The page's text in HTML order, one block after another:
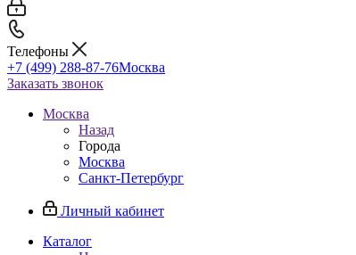
Телефоны
+7 (499) 288-87-76Москва
Заказать звонок
Москва
Назад
Города
Москва
Санкт-Петербург
Личный кабинет
Каталог